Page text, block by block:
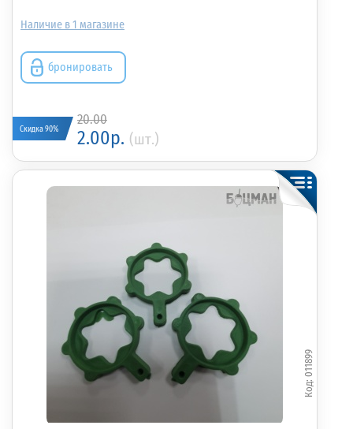
1
бронировать
Скидка 90%
20.00
2.00р. (шт.)
011899